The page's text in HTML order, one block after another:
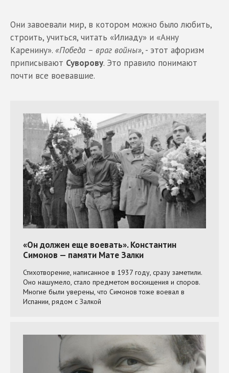
Они завоевали мир, в котором можно было любить,
строить, учиться, читать «Илиаду» и «Анну
Каренину». «Победа – враг войны», - этот афоризм
приписывают Суворову. Это правило понимают
почти все воевавшие.